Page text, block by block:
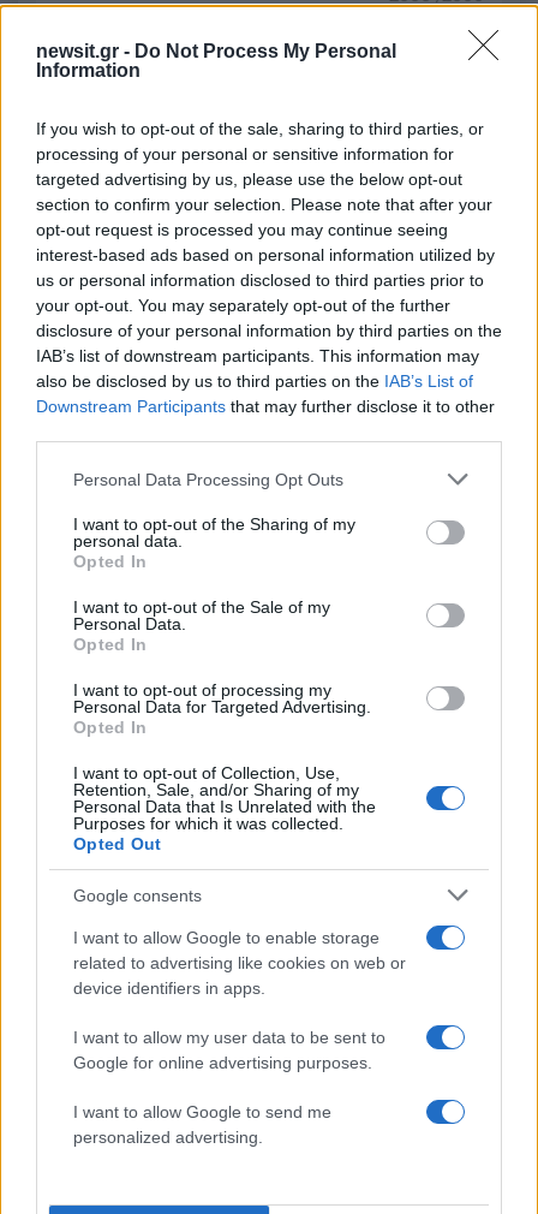
newsit.gr - Do Not Process My Personal
Information
If you wish to opt-out of the sale, sharing to third parties, or
processing of your personal or sensitive information for
targeted advertising by us, please use the below opt-out
section to confirm your selection. Please note that after your
opt-out request is processed you may continue seeing
interest-based ads based on personal information utilized by
us or personal information disclosed to third parties prior to
your opt-out. You may separately opt-out of the further
disclosure of your personal information by third parties on the
IAB’s list of downstream participants. This information may
also be disclosed by us to third parties on the IAB’s List of
Downstream Participants that may further disclose it to other
Please note that this website/app uses one or more Google
not limited to your visit or usage behaviour. You may click to
grant or deny consent to Google and its third-party tags to
use your data for below specified purposes in below Google
consent section.
Personal Data Processing Opt Outs
I want to opt-out of the Sharing of my
personal data.
Opted In
I want to opt-out of the Sale of my
Personal Data.
Opted In
I want to opt-out of processing my
Personal Data for Targeted Advertising.
Opted In
I want to opt-out of Collection, Use,
Retention, Sale, and/or Sharing of my
Personal Data that Is Unrelated with the
Purposes for which it was collected.
Opted Out
Google consents
I want to allow Google to enable storage
related to advertising like cookies on web or
device identifiers in apps.
I want to allow my user data to be sent to
Google for online advertising purposes.
I want to allow Google to send me
personalized advertising.
Υποβολή σχολίου
Media
EUROVISION 2026
ΚΥΠΡΟΣ
Share:
Ακολουθήστε το Νewsit.gr στοGoogle Newsκαι
ενημερωθείτε πρώτοι για όλη την ειδησεογραφία και τα
τελευταία νέατης ημέρας
Πιο δημοφιλή
Σοκαριστική υπόθεση στην Κρήτη:
Τουρίστας ρωτούσε πόσο να πληρώσει για
καθόταν αμέριμνο σε αυλή επιχείρησης
Έφυγε από τη ζωή η Χριστίνα Πιτουρά,
Δεν ήταν μόνο η ταχύτητα που οδήγησε
στο τροχαίο στις Σέρρες με νεκρούς μητέρα
του οδηγού» λέει πραγματογνώμονας
Μυστράς: Αλλαγή στην υπερασπιστική
γραμμή του 55χρονου που έκρυψε τον
νεκρό πατέρα του σε καταψύκτη – Η
αγάπη στους γονείς και η διαφωνία με την
αδερφή του
Ιωάννα Τούνη: Η throwback φωτογραφία
από την Ίμπιζα με τον Δημήτρη
Σπυριδωνίδη
Πιο σχολιασμένα
Marfin: Η 46χρονη πήρε προθεσμία για
να απολογηθεί την Τρίτη – «Είναι αθώα,
συμμετείχε στη διαδήλωση όπως και
93 Βγήκαν ξανά τα μαχαίρια στην Ελπίδα